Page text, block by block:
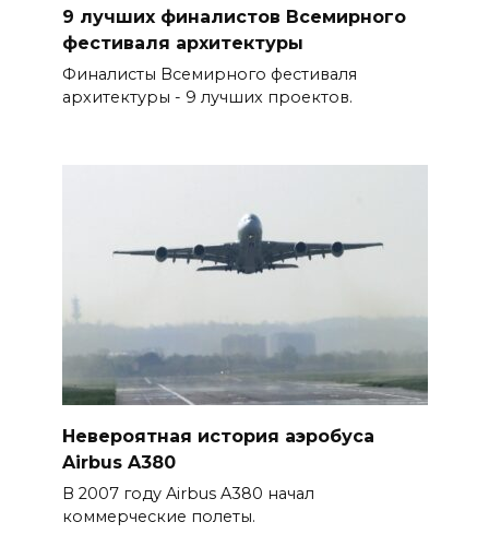
9 лучших финалистов Всемирного
фестиваля архитектуры
Финалисты Всемирного фестиваля
архитектуры - 9 лучших проектов.
Невероятная история аэробуса
Airbus A380
В 2007 году Airbus A380 начал
коммерческие полеты.